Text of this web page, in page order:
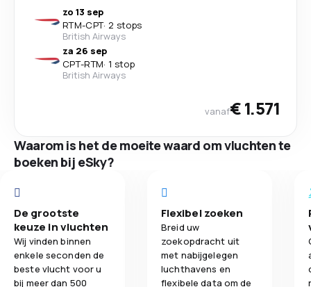
zo 13 sep
RTM-CPT· 2 stops
British Airways
za 26 sep
CPT-RTM· 1 stop
British Airways
vanaf€ 1.571
Waarom is het de moeite waard om vluchten te
boeken bij eSky?
De grootste
keuze in vluchten
Wij vinden binnen
enkele seconden de
beste vlucht voor u
bij meer dan 500
Flexibel zoeken
Breid uw
zoekopdracht uit
met nabijgelegen
luchthavens en
flexibele data om de